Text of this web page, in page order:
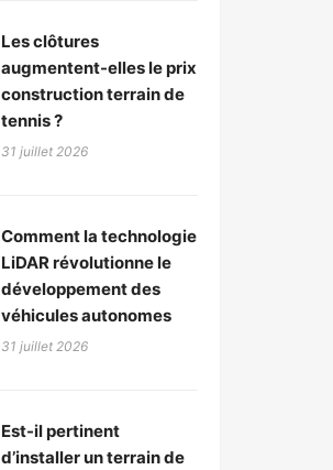
Les clôtures
augmentent-elles le prix
construction terrain de
tennis ?
31 juillet 2026
Comment la technologie
LiDAR révolutionne le
développement des
véhicules autonomes
31 juillet 2026
Est-il pertinent
d’installer un terrain de